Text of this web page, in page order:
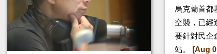
烏克蘭首都
空襲，已經
要針對民企
站。
[Aug